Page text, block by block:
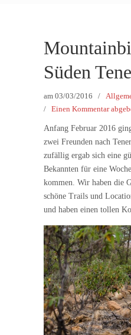
Süden
am 03/03/2016 /
/ Einen Kommentar
Anfang Februar 2016
zwei Freunden nach
zufällig ergab sich eine
Bekannten für eine
kommen. Wir haben die
schöne Trails und
und haben einen tollen